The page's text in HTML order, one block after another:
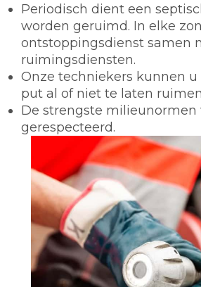
Periodisch dient een
worden geruimd. In elke
ontstoppingsdienst samen
ruimingsdiensten.
Onze techniekers kunnen u
put al of niet te laten
De strengste milieunormen
gerespecteerd.